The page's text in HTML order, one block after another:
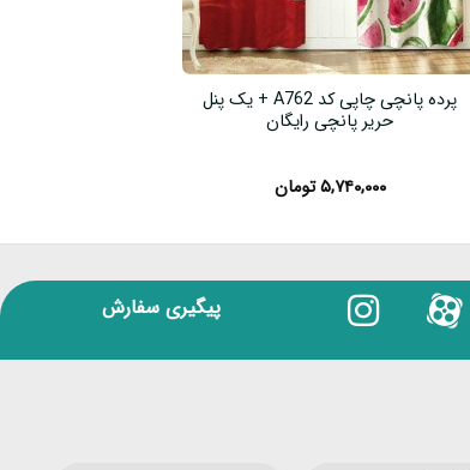
پرده پانچی چاپی کد A762 + یک پنل
حریر پانچی رایگان
۵,۷۴۰,۰۰۰تومان
پیگیری سفارش